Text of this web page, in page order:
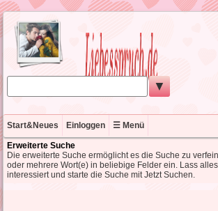
▼
Start&Neues Einloggen ☰ Menü
Erweiterte Suche
Die erweiterte Suche ermöglicht es die Suche zu
oder mehrere Wort(e) in beliebige Felder ein. Lass
interessiert und starte die Suche mit Jetzt Suchen.